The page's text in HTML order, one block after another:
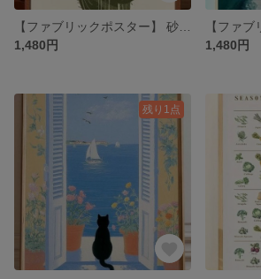
1,480円
1,480円
残り1点